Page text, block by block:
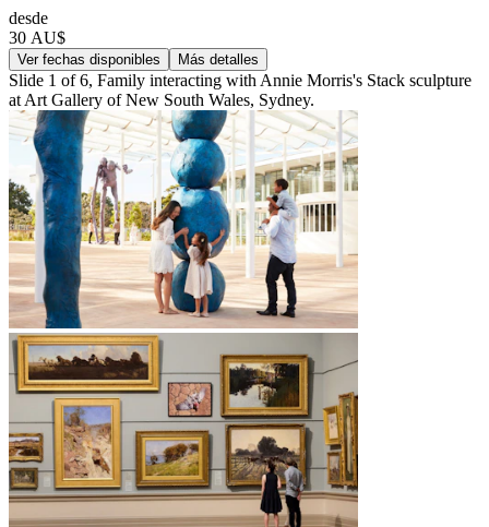
desde
30 AU$
Ver fechas disponibles Más detalles
Slide 1 of 6, Family interacting with Annie Morris's Stack sculpture
at Art Gallery of New South Wales, Sydney.